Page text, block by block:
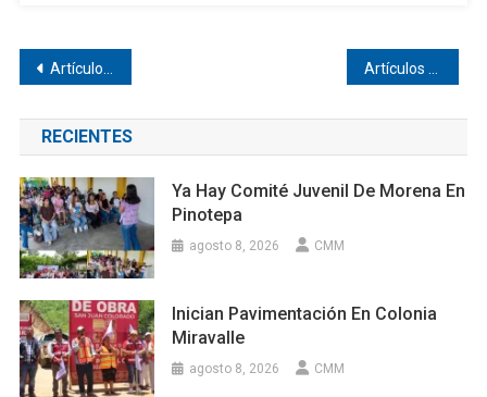
Navegación
de
entradas
Artículos antiguos
RECIENTES
Ya Hay Comité Juvenil De Morena En
Pinotepa
agosto 8, 2026 CMM
Inician Pavimentación En Colonia
Miravalle
agosto 8, 2026 CMM